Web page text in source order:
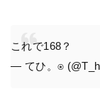
これで168？
— てひ。⍟